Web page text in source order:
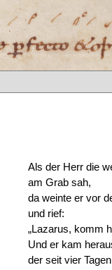
Als der Herr die
am Grab sah,
da weinte er vor
und rief:
„Lazarus, komm
Und er kam
der seit vier